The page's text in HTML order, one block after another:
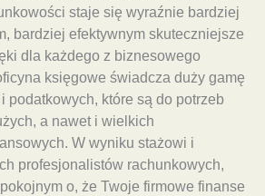
staje się wyraźnie bardziej
bardziej efektywnym skuteczniejsze
dla każdego z biznesowego
księgowe świadcza duży gamę
podatkowych, które są do potrzeb
a nawet i wielkich
W wyniku stażowi i
profesjonalistów rachunkowych,
o, że Twoje firmowe finanse